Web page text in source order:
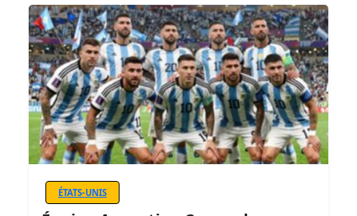
ÉTATS-UNIS